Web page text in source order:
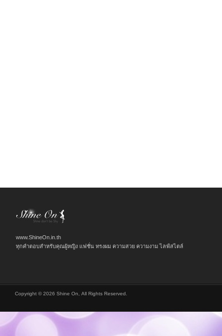
www.ShineOn.in.th
ทุกคำตอบสำหรับคุณผู้หญิง แฟชั่น ทรงผม ความสวย ความงาม ไลฟ์สไตล์
Copyright © 2026 Shine On, All Rights Reserved.